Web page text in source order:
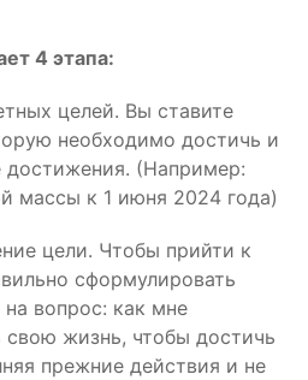
4 этапа:
целей. Вы ставите
необходимо достичь и
достижения. (Например:
массы к 1 июня 2024 года)
цели. Чтобы прийти к
сформулировать
на вопрос: как мне
жизнь, чтобы достичь
прежние действия и не